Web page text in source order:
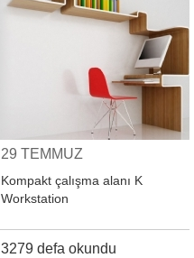
29 TEMMUZ
Kompakt çalışma alanı K
Workstation
3279 defa okundu